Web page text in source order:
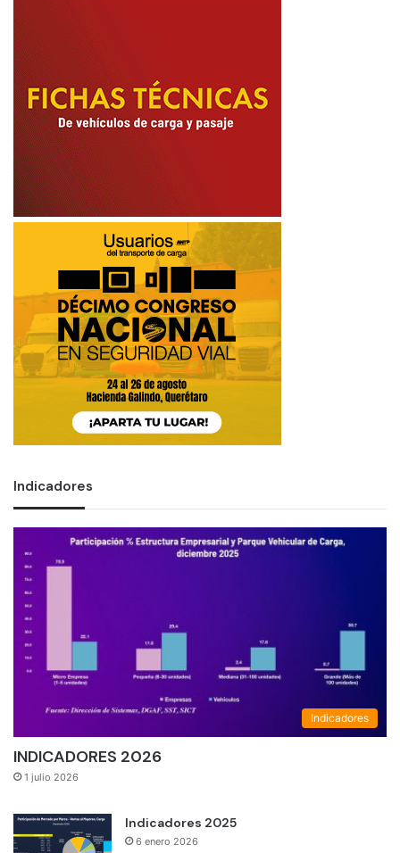
Indicadores
Indicadores
INDICADORES 2026
1 julio 2026
Indicadores 2025
6 enero 2026